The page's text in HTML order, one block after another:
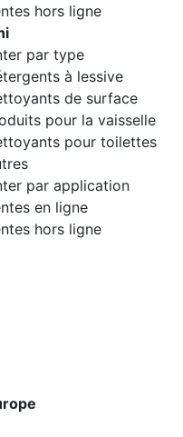
hors ligne
par type
à lessive
de surface
pour la vaisselle
pour toilettes
par application
en ligne
hors ligne